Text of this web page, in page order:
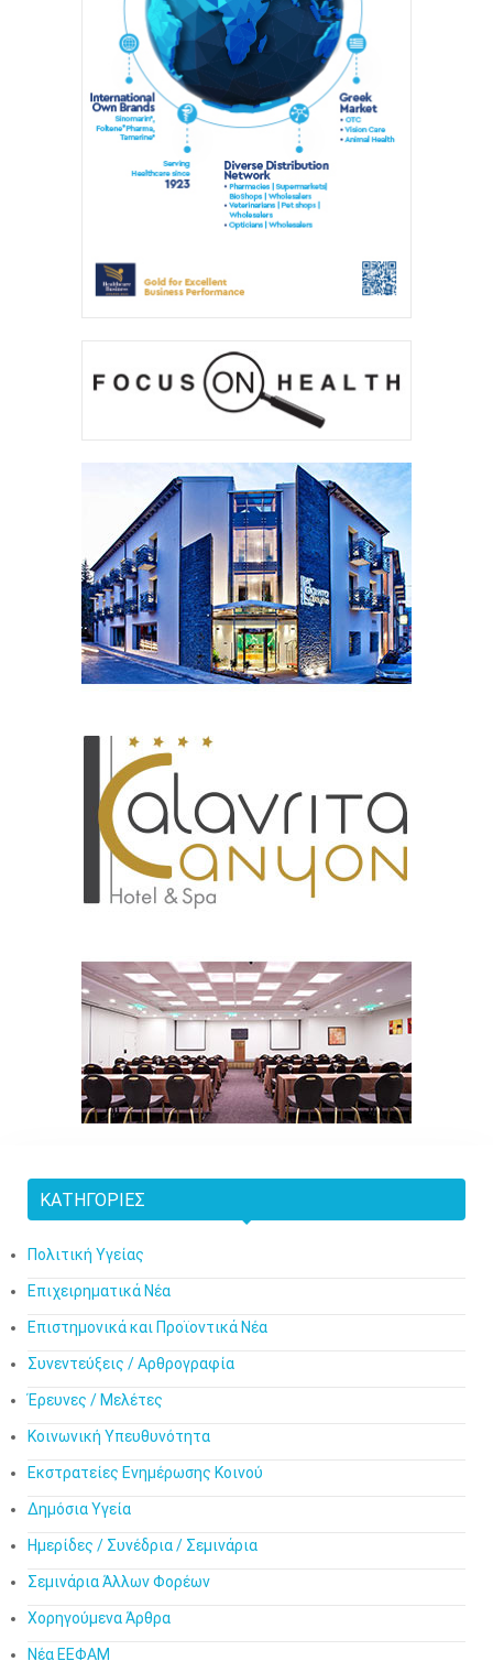
ΚΑΤΗΓΟΡΊΕΣ
Πολιτική Υγείας
Επιχειρηματικά Νέα
Επιστημονικά και Προϊοντικά Νέα
Συνεντεύξεις / Αρθρογραφία
Έρευνες / Μελέτες
Κοινωνική Υπευθυνότητα
Εκστρατείες Ενημέρωσης Κοινού
Δημόσια Υγεία
Ημερίδες / Συνέδρια / Σεμινάρια
Σεμινάρια Άλλων Φορέων
Χορηγούμενα Άρθρα
Νέα ΕΕΦΑΜ